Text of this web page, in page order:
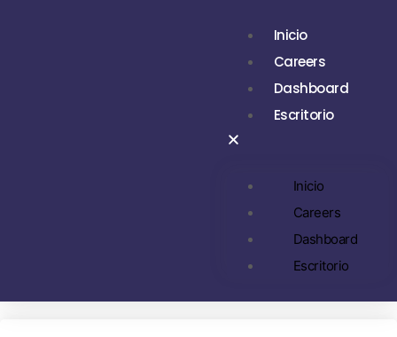
Inicio
Careers
Dashboard
Escritorio
Inicio
Careers
Dashboard
Escritorio